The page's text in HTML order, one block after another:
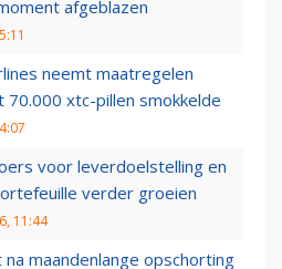
afgeblazen
neemt maatregelen
70.000 xtc-pillen smokkelde
voor leverdoelstelling en
verder groeien
11:44
na maandenlange opschorting